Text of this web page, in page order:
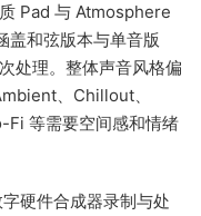
Pad 与 Atmosphere
盖和弦版本与单音版
处理。整体声音风格偏
、Chillout、
等需要空间感和情绪
硬件合成器录制与处